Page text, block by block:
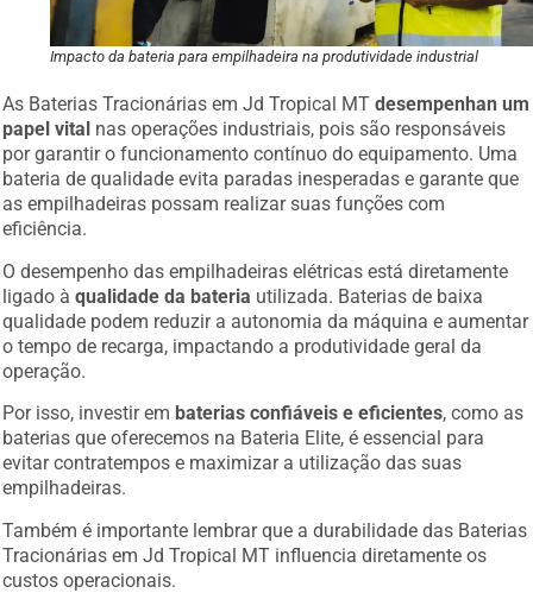
Impacto da bateria para empilhadeira na produtividade industrial
As Baterias Tracionárias em Jd Tropical MTdesempenhan um
papel vital nas operações industriais, pois são responsáveis
por garantir o funcionamento contínuo do equipamento. Uma
bateria de qualidade evita paradas inesperadas e garante que
as empilhadeiras possam realizar suas funções com
eficiência.
O desempenho das empilhadeiras elétricas está diretamente
ligado àqualidade da bateria utilizada. Baterias de baixa
qualidade podem reduzir a autonomia da máquina e aumentar
o tempo de recarga, impactando a produtividade geral da
operação.
Por isso, investir em baterias confiáveis e eficientes, como as
baterias que oferecemos na Bateria Elite, é essencial para
evitar contratempos e maximizar a utilização das suas
empilhadeiras.
Também é importante lembrar que a durabilidade das Baterias
Tracionárias em Jd Tropical MT influencia diretamente os
custos operacionais.